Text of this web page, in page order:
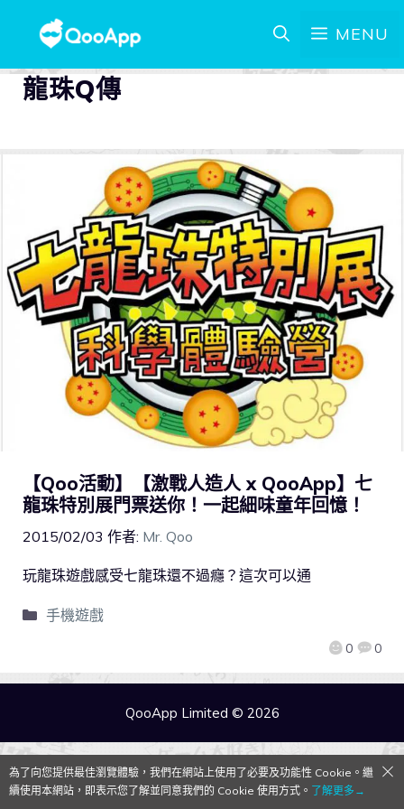
MENU
龍珠Q傳
【Qoo活動】【激戰人造人 x QooApp】七
龍珠特別展門票送你！一起細味童年回憶！
2015/02/03 作者: Mr. Qoo
0 0
玩龍珠遊戲感受七龍珠還不過癮？這次可以通
手機遊戲
QooApp Limited © 2026
為了向您提供最佳瀏覽體驗，我們在網站上使用了必要及功能性 Cookie。繼
續使用本網站，即表示您了解並同意我們的 Cookie 使用方式。 了解更多→